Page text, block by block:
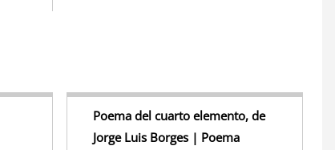
Poema del cuarto elemento, de
Jorge Luis Borges | Poema